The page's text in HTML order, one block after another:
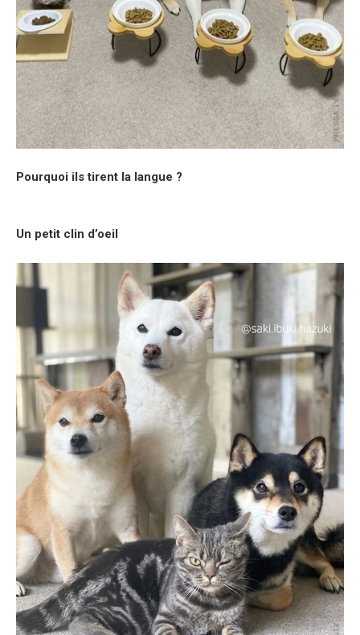
Pourquoi ils tirent la langue ?
Un petit clin d’oeil